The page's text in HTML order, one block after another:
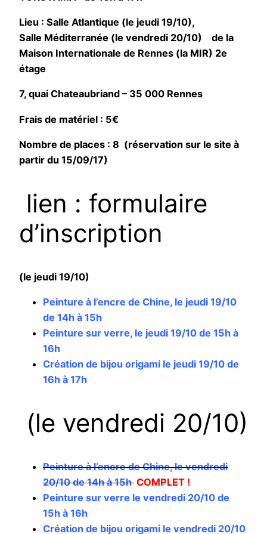
Lieu : Salle Atlantique (le jeudi 19/10),
Salle Méditerranée (le vendredi 20/10) de la
Maison Internationale de Rennes (la MIR) 2e
étage
7, quai Chateaubriand – 35 000 Rennes
Frais de matériel : 5€
Nombre de places : 8 (réservation sur le site à
partir du 15/09/17)
lien : formulaire
d’inscription
(le jeudi 19/10)
Peinture à l’encre de Chine, le jeudi 19/10
de 14h à 15h
Peinture sur verre, le jeudi 19/10 de 15h à
16h
Création de bijou origami le jeudi 19/10 de
16h à 17h
(le vendredi 20/10)
Peinture à l’encre de Chine, le vendredi
20/10 de 14h à 15h COMPLET !
Peinture sur verre le vendredi 20/10 de
15h à 16h
Création de bijou origami le vendredi 20/10